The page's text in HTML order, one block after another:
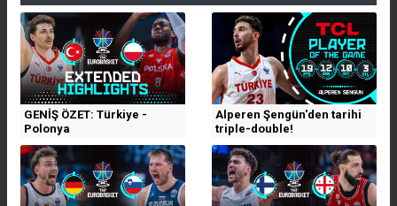
GENİŞ ÖZET: Türkiye -
Polonya
Alperen Şengün'den tarihi
triple-double!